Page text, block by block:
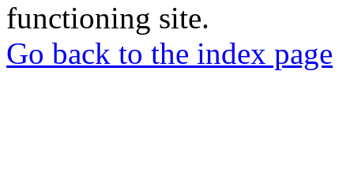
functioning site.
Go back to the index page